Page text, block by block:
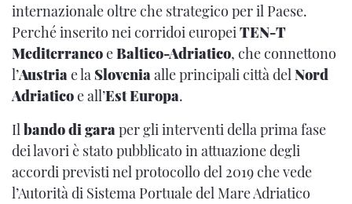
internazionale oltre che strategico per il Paese.
Perché inserito nei corridoi europeiTEN-T
MediterraneoeBaltico-Adriatico, che connettono
l’Austriae la Sloveniaalle principali città delNord
Adriaticoe all’Est Europa.
Ilbando di garaper gli interventi della prima fase
dei lavori è stato pubblicato in attuazione degli
accordi previsti nel protocollo del 2019 che vede
l’Autorità di Sistema Portuale del Mare Adriatico